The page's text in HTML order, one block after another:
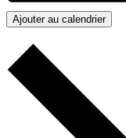
Ajouter au calendrier